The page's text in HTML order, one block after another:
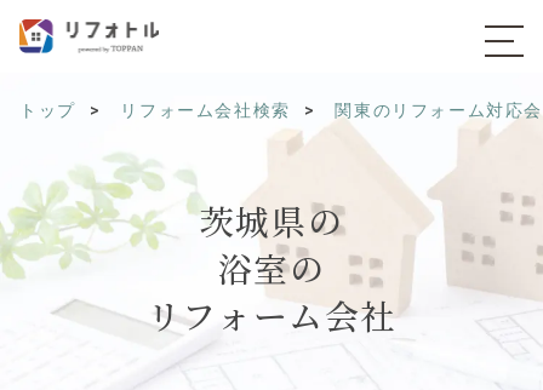
トップ リフォーム会社検索 関東のリフォーム対応
茨城県の
浴室の
リフォーム会社